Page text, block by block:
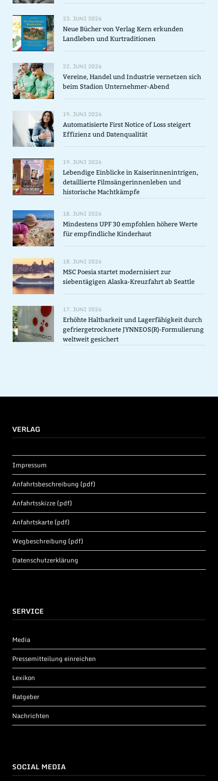
23. JUNI 2026
Neue Bücher von Verlag Kern erkunden
Landleben und Kurtraditionen
22. JUNI 2026
Vereine, Handel und Industrie vernetzen sich
beim Stadion Unternehmer-Abend
19. JUNI 2026
Automatisierte First Notice of Loss steigert
Effizienz und Datenqualität
19. JUNI 2026
Lebendige Einblicke in Kaiserinnenintrigen,
detaillierte Filmsängerinnenleben und
historische Machtkämpfe
18. JUNI 2026
Mindestens UPF 30 empfohlen höhere Werte
für empfindliche Kinderhaut
18. JUNI 2026
MSC Poesia startet modernisiert zur
siebentägigen Alaska-Kreuzfahrt ab Seattle
17. JUNI 2026
Erhöhte Haltbarkeit und Lagerfähigkeit durch
gefriergetrocknete JYNNEOS(R)-Formulierung
weltweit gesichert
VERLAG
Impressum
Anfahrtsbeschreibung (pdf)
Anfahrtsskizze (pdf)
Anfahrtskarte (pdf)
Wegbeschreibung (pdf)
Datenschutzerklärung
SERVICE
Media
Pressemitteilung einreichen
Lexikon
Ratgeber
Nachrichten
SOCIAL MEDIA